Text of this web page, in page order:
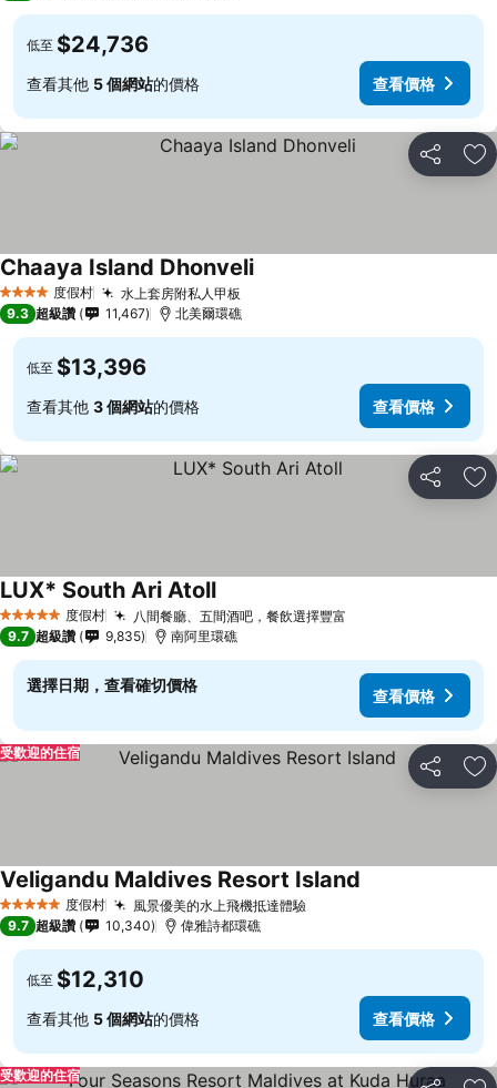
低至 $24,736
查看其他 5 個網站的價格 查看價格
分享 加
4 星級 度假村 水上套房附私人甲板
Chaaya Island Dhonveli
9.3 超級讚 11,467 北美爾環礁
低至 $13,396
查看其他 3 個網站的價格 查看價格
分享 加
5 星級 度假村 八間餐廳、五間酒吧，餐飲選擇豐富
LUX* South Ari Atoll
9.7 超級讚 9,835 南阿里環礁
選擇日期，查看確切價格
查看價格
分享 加
受歡迎的住宿
5 星級 度假村 風景優美的水上飛機抵達體驗
Veligandu Maldives Resort Island
9.7 超級讚 10,340 偉雅詩都環礁
低至 $12,310
查看其他 5 個網站的價格 查看價格
受歡迎的住宿